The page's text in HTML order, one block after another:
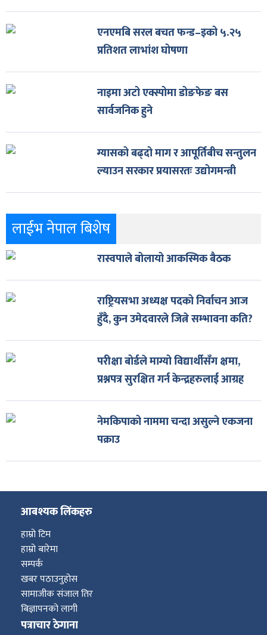
एनएमबि सरल बचत फन्ड–इको ५.२५
प्रतिशत लाभांश घोषणा
नाइमा अटो एक्स्पोमा डोङफेङ बस
सार्वजनिक हुने
ग्यासको बढ्दो माग र आपूर्तिबीच सन्तुलन
ल्याउन सरकार प्रयासरतः उद्योगमन्त्री
लाईभ नेपाल बिशेष
रास्वपाले बोलायो आकस्मिक बैठक
राष्ट्रियसभा अध्यक्ष पदको निर्वाचन आज
हुँदै, कुन उमेदवारले जित्ने सम्भावना कति?
परीक्षा बोर्डले माग्यो विद्यार्थीसँग क्षमा,
प्रश्नपत्र सुरक्षित गर्न केन्द्रहरुलाई आग्रह
नेमकिपाको नाममा चन्दा असुल्ने एकजना
पक्राउ
आबश्यक लिंकहरु
हाम्रो टिम
हाम्रो बारेमा
सम्पर्क
खबर पठाउनुहोस
सामाजीक संजाल तिर
बिज्ञापनको लागी
पत्राचार ठेगाना